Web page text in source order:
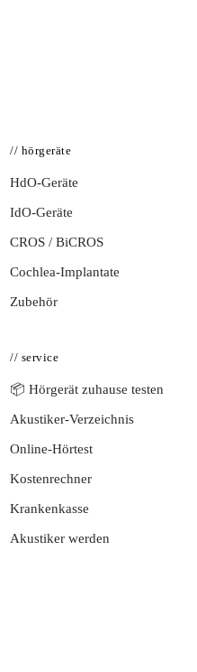
// hörgeräte
HdO-Geräte
IdO-Geräte
CROS / BiCROS
Cochlea-Implantate
Zubehör
// service
📦 Hörgerät zuhause testen
Akustiker-Verzeichnis
Online-Hörtest
Kostenrechner
Krankenkasse
Akustiker werden